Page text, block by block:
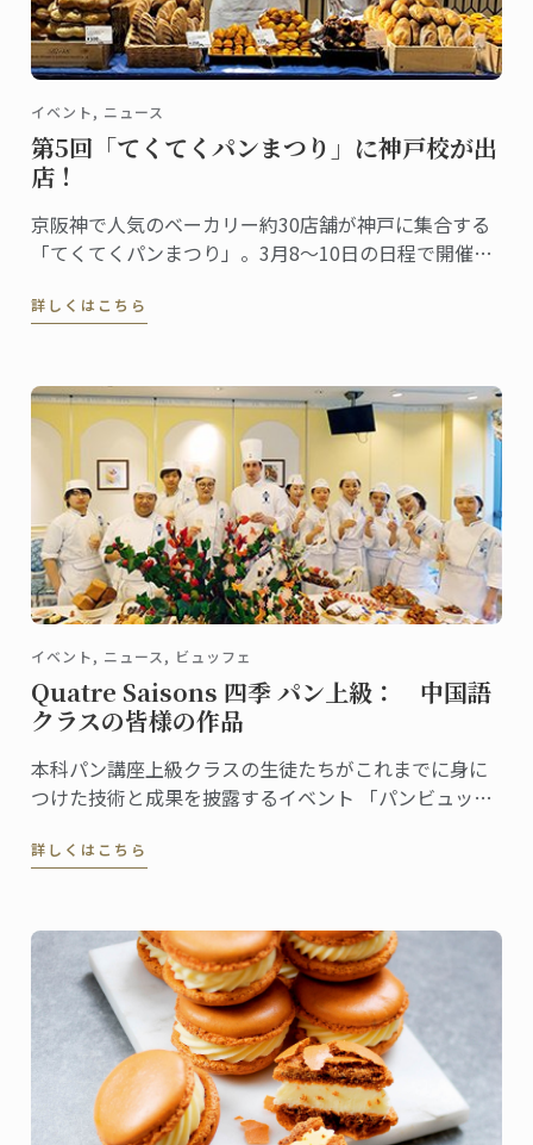
イベント, ニュース
第5回「てくてくパンまつり」に神戸校が出
店！
京阪神で人気のベーカリー約30店舗が神戸に集合する
「てくてくパンまつり」。3月8～10日の日程で開催さ
ベントとしてすっかり定着しました。ル･コルドン･ブ
詳しくはこちら
イベント, ニュース, ビュッフェ
Quatre Saisons 四季 パン上級： 中国語
クラスの皆様の作品
本科パン講座上級クラスの生徒たちがこれまでに身に
つけた技術と成果を披露するイベント 「パンビュッフ
サイズのパンをプレゼンテーション。
詳しくはこちら